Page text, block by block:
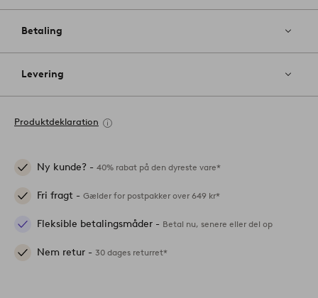
Betaling
Levering
Produktdeklaration
Ny kunde? - 40% rabat på den dyreste vare*
Fri fragt - Gælder for postpakker over 649 kr*
Fleksible betalingsmåder - Betal nu, senere eller del op
Nem retur - 30 dages returret*